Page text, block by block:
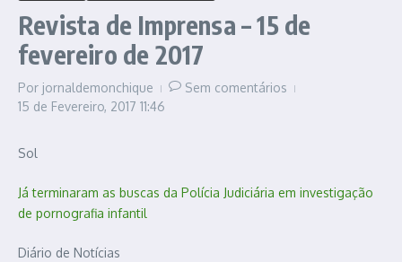
Revista de Imprensa – 15 de
fevereiro de 2017
Por jornaldemonchique
Sem comentários
15 de Fevereiro, 2017 11:46
Sol
Já terminaram as buscas da Polícia Judiciária em investigação
de pornografia infantil
Diário de Notícias